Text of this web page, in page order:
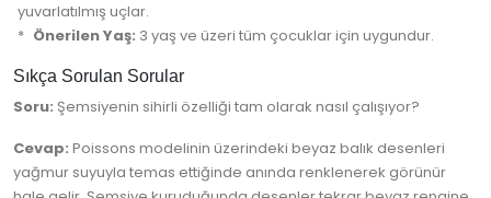
yuvarlatılmış uçlar.
Önerilen Yaş: 3 yaş ve üzeri tüm çocuklar için uygundur.
Sıkça Sorulan Sorular
Soru: Şemsiyenin sihirli özelliği tam olarak nasıl çalışıyor?
Cevap: Poissons modelinin üzerindeki beyaz balık desenleri
yağmur suyuyla temas ettiğinde anında renklenerek görünür